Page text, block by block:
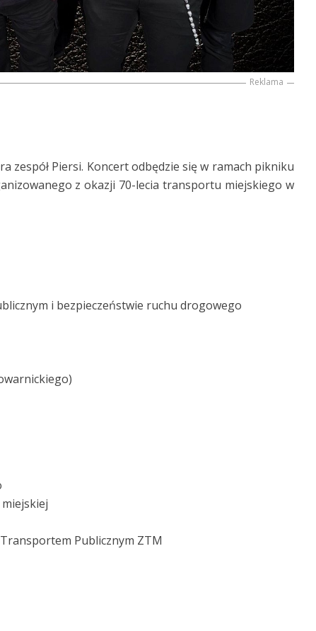
Reklama
zespół Piersi. Koncert odbędzie się w ramach pikniku
z okazji 70-lecia transportu miejskiego w
i bezpieczeństwie ruchu drogowego
Publicznym ZTM